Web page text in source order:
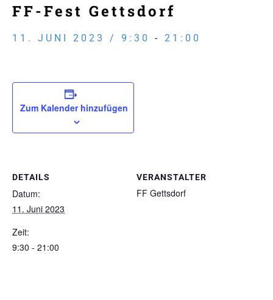
FF-Fest Gettsdorf
11. JUNI 2023 / 9:30 - 21:00
Zum Kalender hinzufügen
DETAILS
Datum:
11. Juni 2023
Zeit:
9:30 - 21:00
VERANSTALTER
FF Gettsdorf